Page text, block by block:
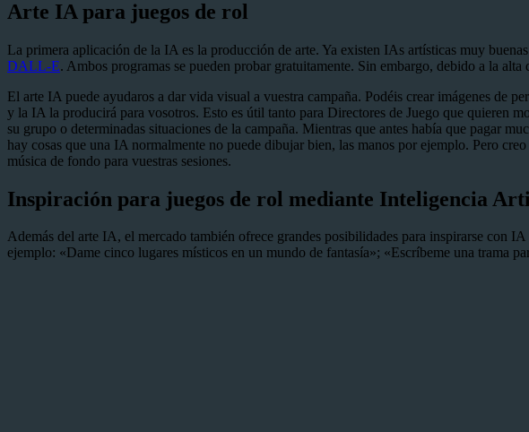
Arte IA para juegos de rol
La primera aplicación de la IA es la producción de arte. Ya existen IAs artísticas muy
DALL-E. Ambos programas se pueden probar gratuitamente. Sin embargo, debido a la
El arte IA puede ayudaros a dar vida visual a vuestra campaña. Podéis crear imágenes de
y la IA la producirá para vosotros. Esto es útil tanto para Directores de Juego que quieren
su grupo o determinadas situaciones de la campaña. Mientras que antes había que pagar
hay cosas que una IA normalmente no puede dibujar bien, las manos por ejemplo. Pero
música de fondo para vuestras sesiones.
Inspiración para juegos de rol mediante Inteligencia
Además del arte IA, el mercado también ofrece grandes posibilidades para inspirarse con IA
ejemplo: «Dame cinco lugares místicos en un mundo de fantasía»; «Escríbeme una trama